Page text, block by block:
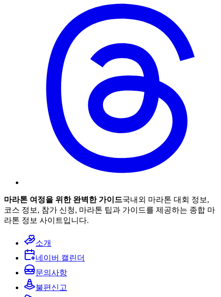
마라톤 여정을 위한 완벽한 가이드국내외 마라톤 대회 정보,
코스 정보, 참가 신청, 마라톤 팁과 가이드를 제공하는 종합 마
라톤 정보 사이트입니다.
소개
네이버 캘린더
문의사항
불편신고